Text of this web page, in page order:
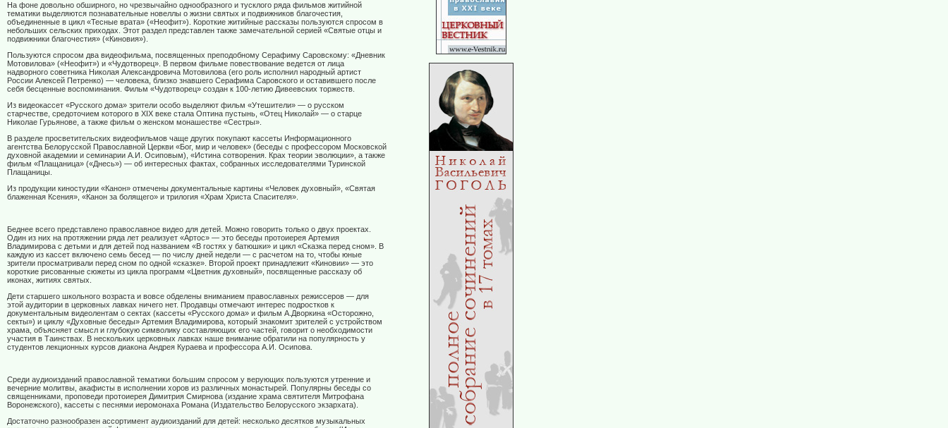
На фоне довольно обширного, но чрезвычайно однообразного и тусклого ряда фильмов житийной
тематики выделяются познавательные новеллы о жизни святых и подвижников благочестия,
объединенные в цикл «Тесные врата» («Неофит»). Короткие житийные рассказы пользуются спросом в
небольших сельских приходах. Этот раздел представлен также замечательной серией «Святые отцы и
подвижники благочестия» («Киновия»).
Пользуются спросом два видеофильма, посвященных преподобному Серафиму Саровскому: «Дневник
Мотовилова» («Неофит») и «Чудотворец». В первом фильме повествование ведется от лица
надворного советника Николая Александровича Мотовилова (его роль исполнил народный артист
России Алексей Петренко) — человека, близко знавшего Серафима Саровского и оставившего после
себя бесценные воспоминания. Фильм «Чудотворец» создан к 100-летию Дивеевских торжеств.
Из видеокассет «Русского дома» зрители особо выделяют фильм «Утешители» — о русском
старчестве, средоточием которого в XIX веке стала Оптина пустынь, «Отец Николай» — о старце
Николае Гурьянове, а также фильм о женском монашестве «Сестры».
В разделе просветительских видеофильмов чаще других покупают кассеты Информационного
агентства Белорусской Православной Церкви «Бог, мир и человек» (беседы с профессором Московской
духовной академии и семинарии А.И. Осиповым), «Истина сотворения. Крах теории эволюции», а также
фильм «Плащаница» («Днесь») — об интересных фактах, собранных исследователями Туринской
Плащаницы.
Из продукции киностудии «Канон» отмечены документальные картины «Человек духовный», «Святая
блаженная Ксения», «Канон за болящего» и трилогия «Храм Христа Спасителя».
Беднее всего представлено православное видео для детей. Можно говорить только о двух проектах.
Один из них на протяжении ряда лет реализует «Артос» — это беседы протоиерея Артемия
Владимирова с детьми и для детей под названием «В гостях у батюшки» и цикл «Сказка перед сном». В
каждую из кассет включено семь бесед — по числу дней недели — с расчетом на то, чтобы юные
зрители просматривали перед сном по одной «сказке». Второй проект принадлежит «Киновии» — это
короткие рисованные сюжеты из цикла программ «Цветник духовный», посвященные рассказу об
иконах, житиях святых.
Дети старшего школьного возраста и вовсе обделены вниманием православных режиссеров — для
этой аудитории в церковных лавках ничего нет. Продавцы отмечают интерес подростков к
документальным видеолентам о сектах (кассеты «Русского дома» и фильм А.Дворкина «Осторожно,
секты») и циклу «Духовные беседы» Артемия Владимирова, который знакомит зрителей с устройством
храма, объясняет смысл и глубокую символику составляющих его частей, говорит о необходимости
участия в Таинствах. В нескольких церковных лавках наше внимание обратили на популярность у
студентов лекционных курсов диакона Андрея Кураева и профессора А.И. Осипова.
Среди аудиоизданий православной тематики большим спросом у верующих пользуются утренние и
вечерние молитвы, акафисты в исполнении хоров из различных монастырей. Популярны беседы со
священниками, проповеди протоиерея Димитрия Смирнова (издание храма святителя Митрофана
Воронежского), кассеты с песнями иеромонаха Романа (Издательство Белорусского экзархата).
Достаточно разнообразен ассортимент аудиоизданий для детей: несколько десятков музыкальных